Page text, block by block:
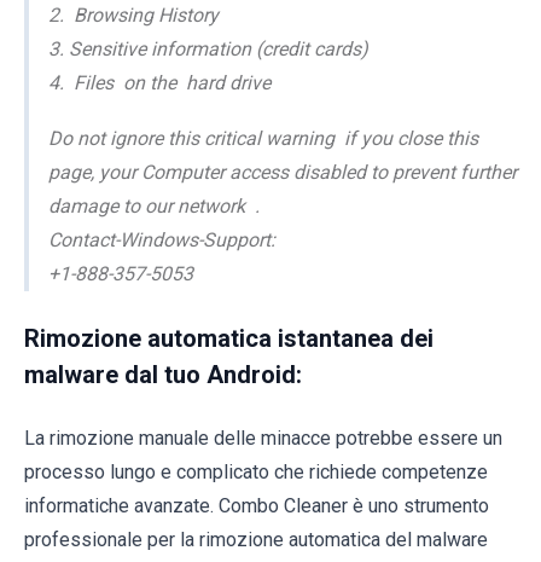
2. Browsing History
3. Sensitive information (credit cards)
4. Files on the hard drive
Do not ignore this critical warning if you close this
page, your Computer access disabled to prevent further
damage to our network .
Contact-Windows-Support:
+1-888-357-5053
Rimozione automatica istantanea dei
malware dal tuo Android:
La rimozione manuale delle minacce potrebbe essere un
processo lungo e complicato che richiede competenze
informatiche avanzate. Combo Cleaner è uno strumento
professionale per la rimozione automatica del malware